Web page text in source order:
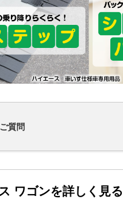
質問
ワゴンを詳しく見る